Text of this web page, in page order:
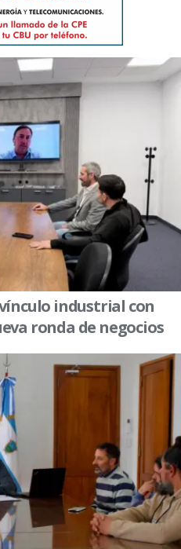
industrial con
ronda de negocios